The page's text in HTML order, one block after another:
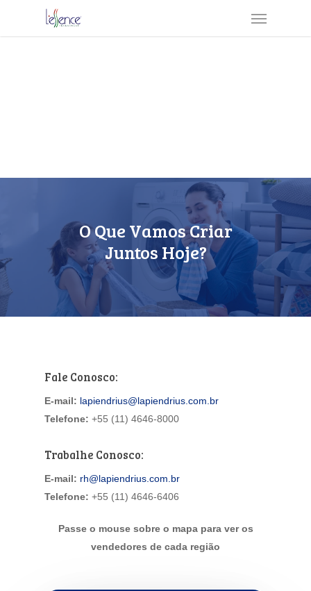
O Que Vamos Criar
Juntos Hoje?
Fale Conosco:
E-mail: lapiendrius@lapiendrius.com.br
Telefone:+55 (11) 4646-8000
Trabalhe Conosco:
E-mail: rh@lapiendrius.com.br
Telefone:+55 (11) 4646-6406
Passe o mouse sobre o mapa para ver os
vendedores de cada região